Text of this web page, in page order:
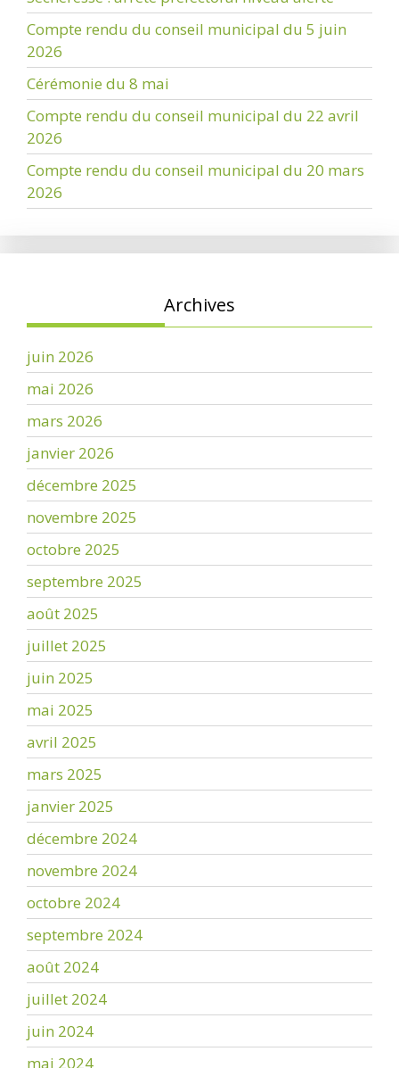
Compte rendu du conseil municipal du 5 juin
2026
Cérémonie du 8 mai
Compte rendu du conseil municipal du 22 avril
2026
Compte rendu du conseil municipal du 20 mars
2026
Archives
juin 2026
mai 2026
mars 2026
janvier 2026
décembre 2025
novembre 2025
octobre 2025
septembre 2025
août 2025
juillet 2025
juin 2025
mai 2025
avril 2025
mars 2025
janvier 2025
décembre 2024
novembre 2024
octobre 2024
septembre 2024
août 2024
juillet 2024
juin 2024
mai 2024